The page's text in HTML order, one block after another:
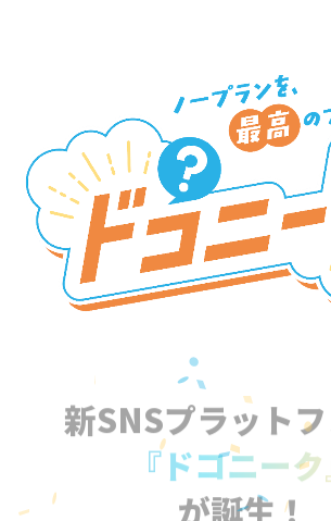
新SNSプラットフ
『ドコニーク
が誕生！